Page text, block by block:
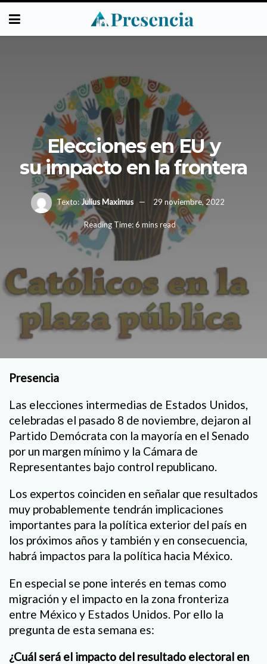
Elecciones en EU y
su impacto en la frontera
Texto: Julius Maximus 29 noviembre, 2022
Reading Time: 6 mins read
Presencia
Las elecciones intermedias de Estados Unidos,
celebradas el pasado 8 de noviembre, dejaron al
Partido Demócrata con la mayoría en el Senado
por un margen mínimo y la Cámara de
Representantes bajo control republicano.
Los expertos coinciden en señalar que resultados
muy probablemente tendrán implicaciones
importantes para la política exterior del país en
los próximos años y también y en consecuencia,
habrá impactos para la política hacia México.
En especial se pone interés en temas como
migración y el impacto en la zona fronteriza
entre México y Estados Unidos. Por ello la
pregunta de esta semana es:
¿Cuál será el impacto del resultado electoral en